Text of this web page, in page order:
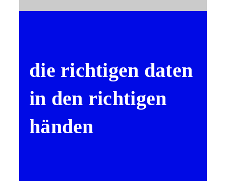
die richtigen daten
in den richtigen
händen